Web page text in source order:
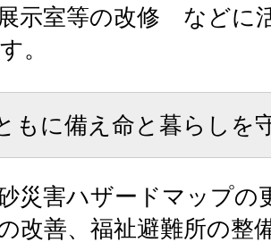
示室等の改修 などに
。
もに備え命と暮らしを
災害ハザードマップの
改善、福祉避難所の整